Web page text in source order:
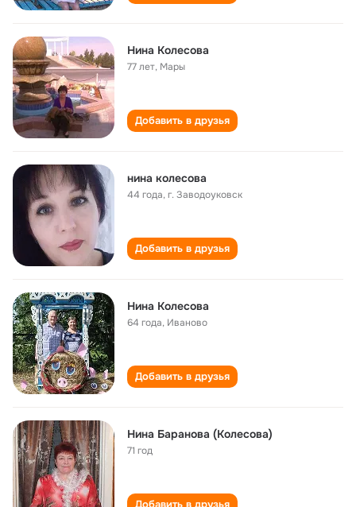
Нина Колесова
77 лет, Мары
Добавить в друзья
нина колесова
44 года,г. Заводоуковск
Добавить в друзья
Нина Колесова
64 года, Иваново
Добавить в друзья
Нина Баранова (Колесова)
71 год
Добавить в друзья